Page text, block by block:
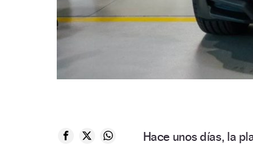
Hace unos días, la